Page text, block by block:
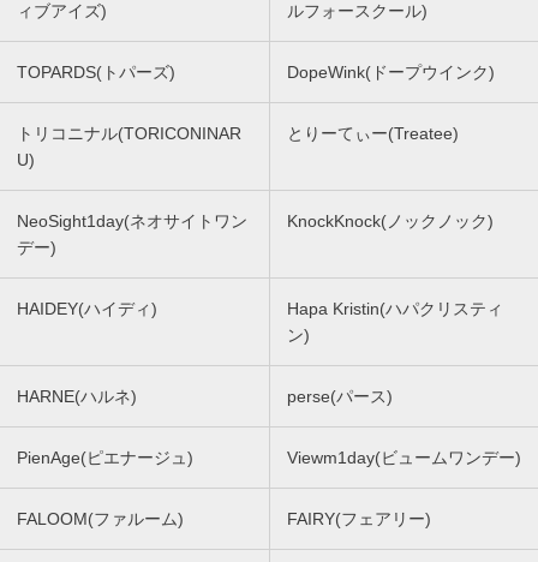
ィブアイズ)
ルフォースクール)
TOPARDS(トパーズ) DopeWink(ドープウインク)
トリコニナル(TORICONINAR
U)
とりーてぃー(Treatee)
NeoSight1day(ネオサイトワン
デー)
KnockKnock(ノックノック)
HAIDEY(ハイディ)
Hapa Kristin(ハパクリスティ
ン)
HARNE(ハルネ) perse(パース)
PienAge(ピエナージュ) Viewm1day(ビュームワンデー)
FALOOM(ファルーム) FAIRY(フェアリー)